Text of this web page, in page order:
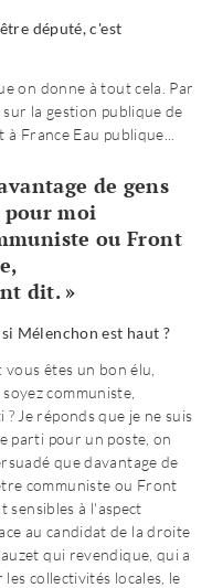
député, c'est
on donne à tout cela. Par
sur la gestion publique de
France Eau publique...
de gens
moi
ou Front
dit. »
Mélenchon est haut ?
êtes un bon élu,
communiste,
Je réponds que je ne suis
parti pour un poste, on
que davantage de
communiste ou Front
sensibles à l'aspect
au candidat de la droite
qui revendique, qui a
collectivités locales, le